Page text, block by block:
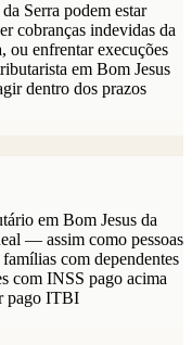
Serra podem estar
cobranças indevidas da
ou enfrentar execuções
em Bom Jesus
dentro dos prazos
em Bom Jesus da
— assim como pessoas
com dependentes
com INSS pago acima
pago ITBI